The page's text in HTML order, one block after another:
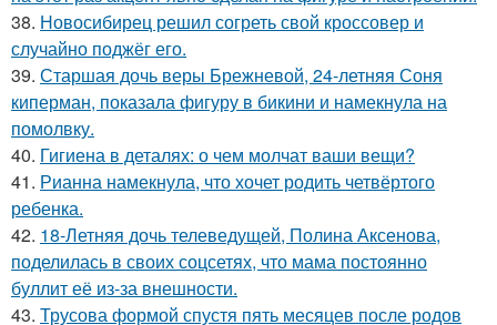
38. Новосибирец решил согреть свой кроссовер и
случайно поджёг его.
39. Старшая дочь веры Брежневой, 24-летняя Соня
киперман, показала фигуру в бикини и намекнула на
помолвку.
40. Гигиена в деталях: о чем молчат ваши вещи?
41. Рианна намекнула, что хочет родить четвёртого
ребенка.
42. 18-Летняя дочь телеведущей, Полина Аксенова,
поделилась в своих соцсетях, что мама постоянно
буллит её из-за внешности.
43. Трусова формой спустя пять месяцев после родов